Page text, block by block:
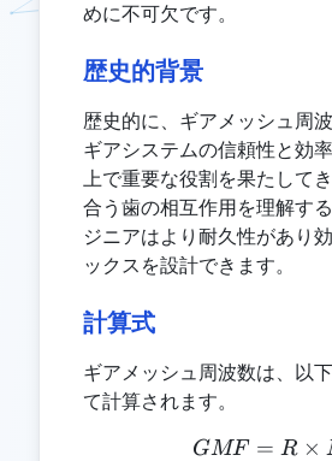
めに不可欠です。
歴史的背景
歴史的に、ギアメッシュ周波
ギアシステムの信頼性と効
上で重要な役割を果たして
合う歯の相互作用を理解す
ジニアはより耐久性があり
ックスを設計できます。
計算式
ギアメッシュ周波数は、以
て計算されます。
GMF
GMF = R ×